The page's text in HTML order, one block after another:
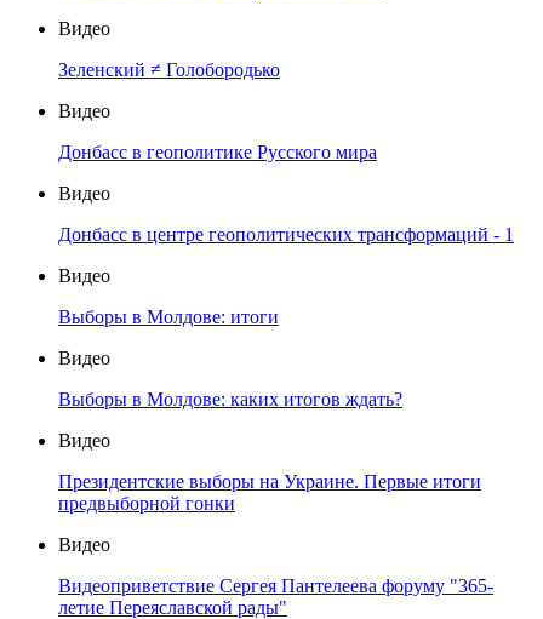
Видео
Зеленский ≠ Голобородько
Видео
Донбасс в геополитике Русского мира
Видео
Донбасс в центре геополитических трансформаций - 1
Видео
Выборы в Молдове: итоги
Видео
Выборы в Молдове: каких итогов ждать?
Видео
Президентские выборы на Украине. Первые итоги
предвыборной гонки
Видео
Видеоприветствие Сергея Пантелеева форуму "365-
летие Переяславской рады"